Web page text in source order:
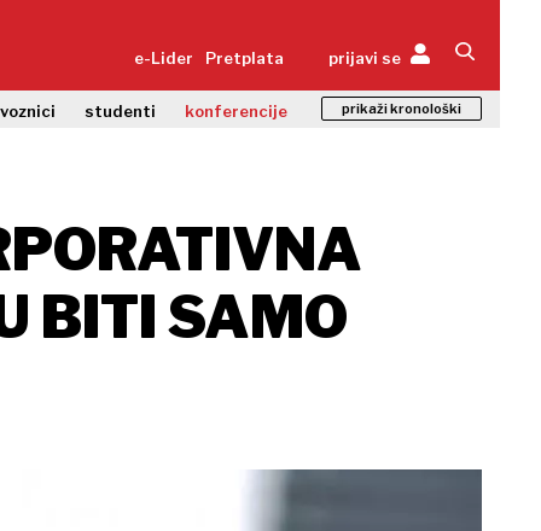
e-Lider Pretplata prijavi se
studenti konferencije prikaži kronološki
BITI SAMO